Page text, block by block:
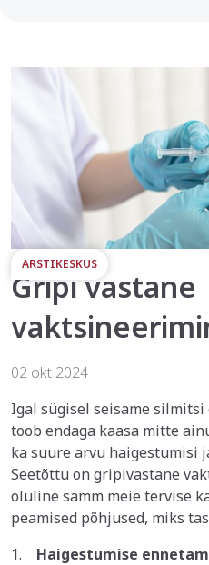
ARSTIKESKUS
Gripi vastane
02 okt 2024
Igal sügisel seisame
toob endaga kaasa mitte
ka suure arvu haigestumisi
Seetõttu on gripivastane
oluline samm meie tervise
peamised põhjused, miks
1. Haigestumise